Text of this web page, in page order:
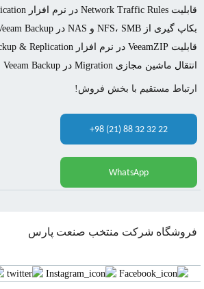
قابلیت Network Traffic Rules در نرم افزار Veeam Backup & Replication
بکاپ گیری از NFS، SMB و NAS در Veeam Backup
قابلیت VeeamZIP در نرم افزار Veeam Backup & Replication
انتقال ماشین مجازی Migration در Veeam Backup
ارتباط مستقیم با بخش فروش!
+98 (21) 88 32 32 22
WhatsApp
فروشگاه شرکت منتخب صنعت پارس